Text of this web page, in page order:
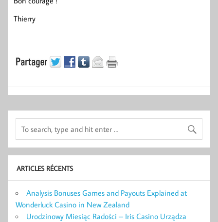
Thierry
ARTICLES RÉCENTS
Analysis Bonuses Games and Payouts Explained at
Wonderluck Casino in New Zealand
Urodzinowy Miesiąc Radości – Iris Casino Urządza